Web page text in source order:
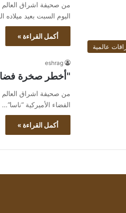
اليوم السبت بعيد ميلاده
أكمل القراءة »
عالمية
eshrag
"أخطر صخرة
الفضاء الأميركية “ناسا”…
أكمل القراءة »